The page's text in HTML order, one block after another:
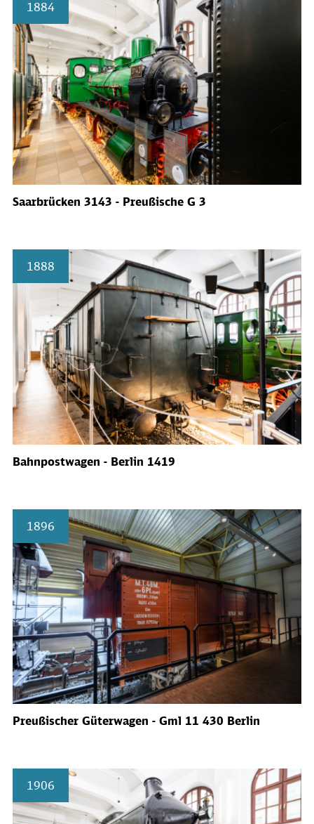
1884
Saarbrücken 3143 - Preußische G 3
1888
Bahnpostwagen - Berlin 1419
1896
Preußischer Güterwagen - Gml 11 430 Berlin
1906